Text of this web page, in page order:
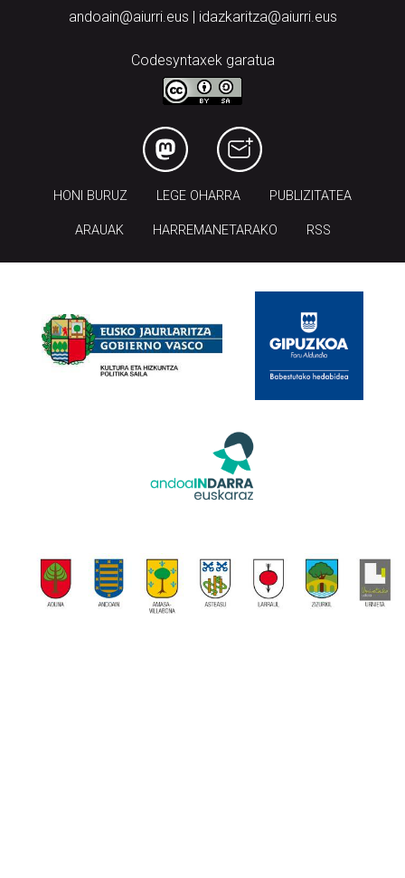
andoain@aiurri.eus | idazkaritza@aiurri.eus
Codesyntaxek garatua
HONI BURUZ LEGE OHARRA PUBLIZITATEA
ARAUAK HARREMANETARAKO RSS